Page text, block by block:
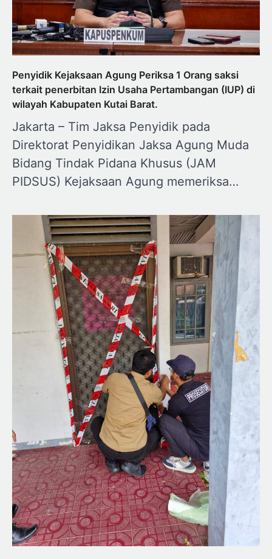
Penyidik Kejaksaan Agung Periksa 1 Orang saksi
terkait penerbitan Izin Usaha Pertambangan (IUP) di
wilayah Kabupaten Kutai Barat.
Jakarta – Tim Jaksa Penyidik pada
Direktorat Penyidikan Jaksa Agung Muda
Bidang Tindak Pidana Khusus (JAM
PIDSUS) Kejaksaan Agung memeriksa…